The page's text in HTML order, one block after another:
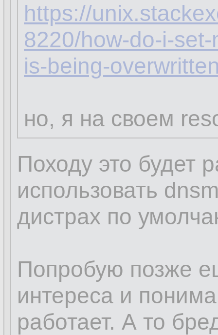
https://
8220/how-do-i-
is-being-
но, я на своем
Походу это будет
использовать
дистрах по
Попробую позже
интереса и
работает. А то